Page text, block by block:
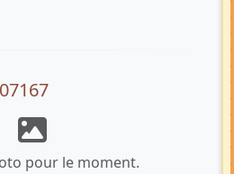
pour le moment.